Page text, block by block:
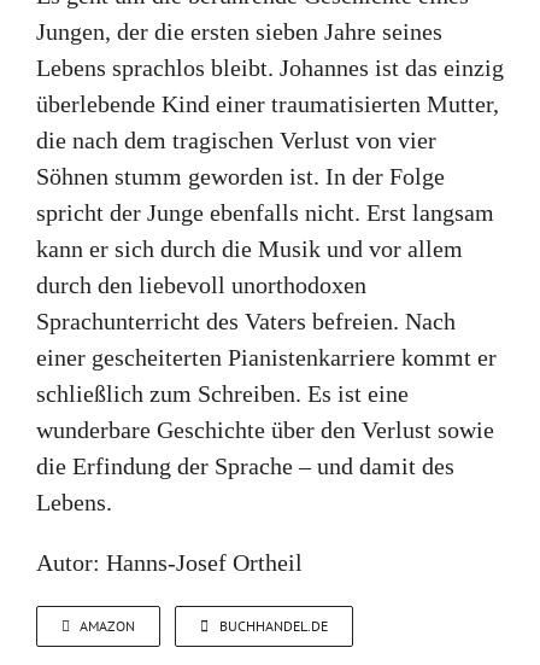
Jungen, der die ersten sieben Jahre seines
Lebens sprachlos bleibt. Johannes ist das einzig
überlebende Kind einer traumatisierten Mutter,
die nach dem tragischen Verlust von vier
Söhnen stumm geworden ist. In der Folge
spricht der Junge ebenfalls nicht. Erst langsam
kann er sich durch die Musik und vor allem
durch den liebevoll unorthodoxen
Sprachunterricht des Vaters befreien. Nach
einer gescheiterten Pianistenkarriere kommt er
schließlich zum Schreiben. Es ist eine
wunderbare Geschichte über den Verlust sowie
die Erfindung der Sprache – und damit des
Lebens.
Autor: Hanns-Josef Ortheil
AMAZON BUCHHANDEL.DE